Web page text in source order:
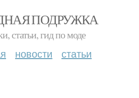
ПОДРУЖКА
статьи, гид по моде
новости статьи